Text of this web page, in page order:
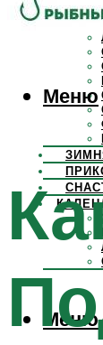
Меню
Меню